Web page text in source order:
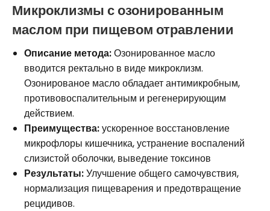
Микроклизмы с озонированным
маслом при пищевом отравлении
Описание метода:Озонированное масло
вводится ректально в виде микроклизм.
Озонированое масло обладает антимикробным,
противовоспалительным и регенерирующим
действием.
Преимущества:ускоренное восстановление
микрофлоры кишечника, устранение воспалений
слизистой оболочки, выведение токсинов
Результаты:Улучшение общего самочувствия,
нормализация пищеварения и предотвращение
рецидивов.